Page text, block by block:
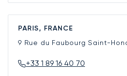
PARIS, FRANCE
9 Rue du Faubourg Saint-
+33 1 89 16 40 70